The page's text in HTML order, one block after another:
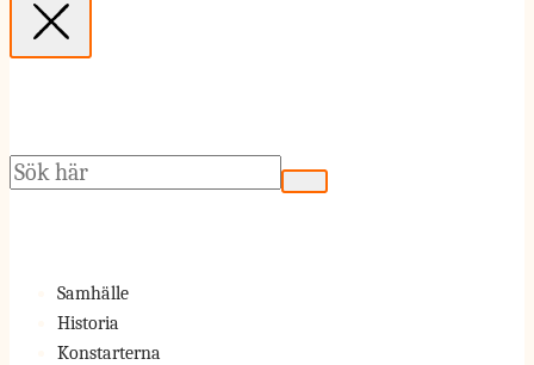
Sök
Samhälle
Historia
Konstarterna